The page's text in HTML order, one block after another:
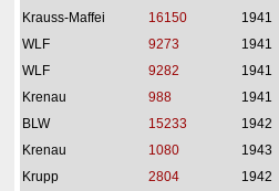
Krauss-Maffei
16150 1941
WLF
9273 1941
WLF
9282 1941
Krenau
988 1941
BLW
15233 1942
Krenau
1080 1943
Krupp
2804 1942